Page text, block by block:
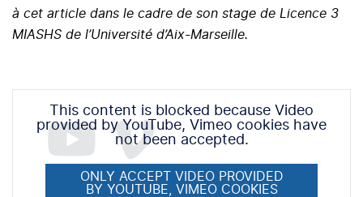
à cet article dans le cadre de son stage de Licence 3
MIASHS de l’Université d’Aix-Marseille.
This content is blocked because Video
provided by YouTube, Vimeo cookies have
not been accepted.
ONLY ACCEPT VIDEO PROVIDED
BY YOUTUBE, VIMEO COOKIES